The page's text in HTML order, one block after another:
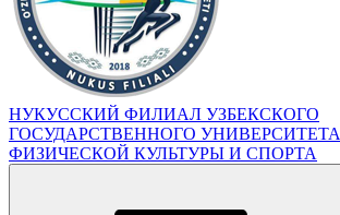
НУКУССКИЙ ФИЛИАЛ УЗБЕКСКОГО
ГОСУДАРСТВЕННОГО УНИВЕРСИТЕТА
ФИЗИЧЕСКОЙ КУЛЬТУРЫ И СПОРТА